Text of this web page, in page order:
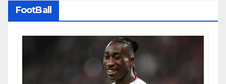
FootBall